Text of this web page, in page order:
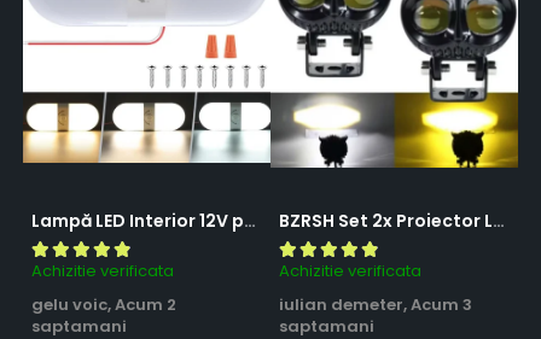
Lampă LED Interior 12V pentru Dubă, Camper și Rulotă - 180LED, 33 cm, 3 Temperaturii de Culoare, Intensitate Reglabilă, Iluminare Compartiment Marfă
Achizitie verificata
gelu voic,Acum 2
saptamani
BZRSH Set 2x Proiector LED Bufnita 50W Lupa 2 Faze Alb-Galben 12-24V Moto ATV
Achizitie verificata
iulian demeter,Acum 3
saptamani